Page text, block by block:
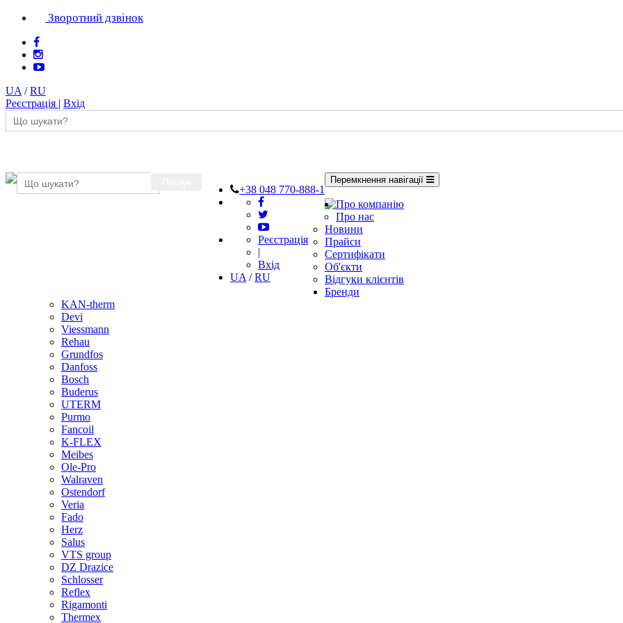
Зворотний дзвінок
UA /RU
Реєстрація | Вхід
+38 048 770-888-1
Реєстрація
|
Вхід
UA /RU
Перемкнення навігації
Про компанію
Про нас
Новини
Прайси
Сертифікати
Об'єкти
Відгуки клієнтів
Бренди
KAN-therm
Devi
Viessmann
Rehau
Grundfos
Danfoss
Bosch
Buderus
UTERM
Purmo
Fancoil
K-FLEX
Meibes
Ole-Pro
Walraven
Ostendorf
Veria
Fado
Herz
Salus
VTS group
DZ Drazice
Schlosser
Reflex
Rigamonti
Thermex